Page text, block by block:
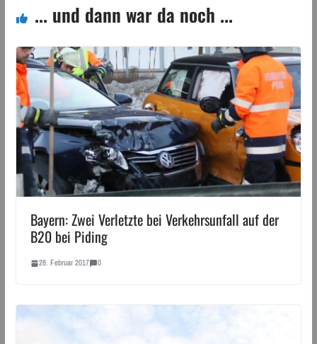
... und dann war da noch ...
Bayern: Zwei Verletzte bei Verkehrsunfall auf der
B20 bei Piding
28. Februar 2017 0